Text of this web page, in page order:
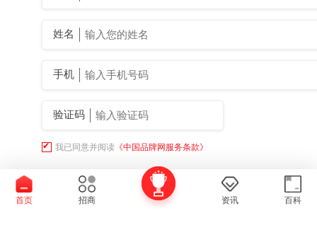
首页 招商 资讯 百科
姓名
手机
验证码
我已同意并阅读 《中国品牌网服务条款》
提交申请